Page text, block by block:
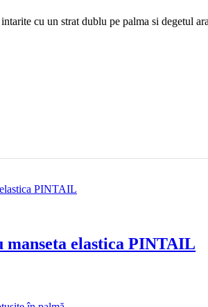
cu un strat dublu pe palma si degetul
manseta elastica PINTAIL